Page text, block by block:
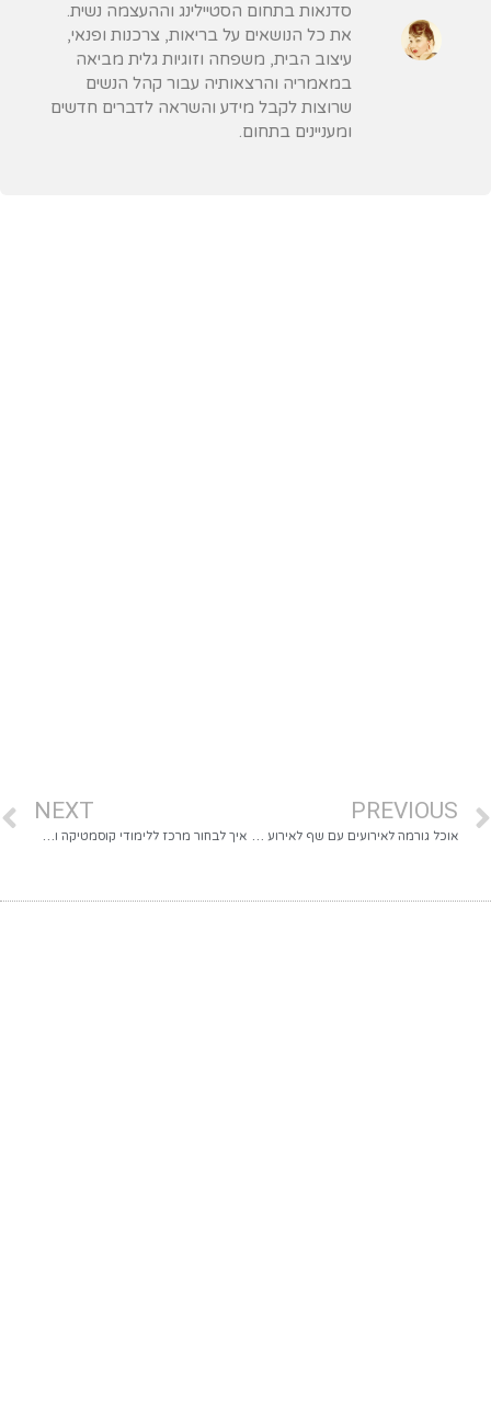
סדנאות בתחום הסטיילינג וההעצמה נשית.
את כל הנושאים על בריאות, צרכנות ופנאי,
עיצוב הבית, משפחה וזוגיות גלית מביאה
במאמריה והרצאותיה עבור קהל הנשים
שרוצות לקבל מידע והשראה לדברים חדשים
ומעניינים בתחום.
PREVIOUS
אוכל גורמה לאירועים עם שף לאירוע פרטי: כך בונים חוויה מושלמת
NEXT
איך לבחור מרכז ללימודי קוסמטיקה ומהם מוצרי קוסמטיקה מקצועית שחייבים בקליניקה